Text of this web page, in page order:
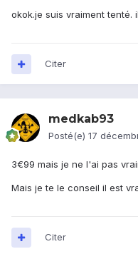
okok.je suis vraiment tenté.
Citer
medkab93
Posté(e) 17
3€99 mais je ne l'ai pas
Mais je te le conseil il est
Citer